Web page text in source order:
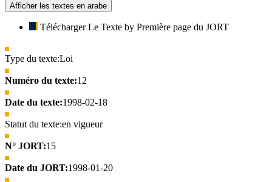
Afficher les textes en arabe
Télécharger Le Texte by Première page du JORT
Type du texte:Loi
Numéro du texte:12
Date du texte:1998-02-18
Statut du texte:en vigueur
N° JORT:15
Date du JORT:1998-01-20